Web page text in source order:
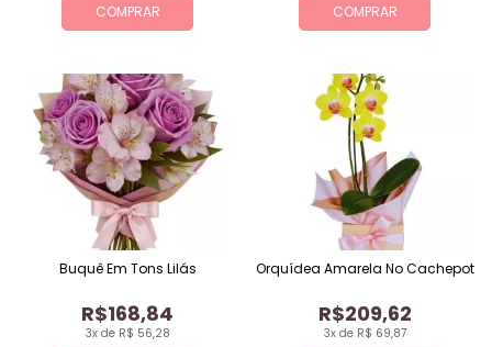
COMPRAR COMPRAR
3x de R$ 56,28
R$168,84
Buquê Em Tons Lilás
3x de R$ 69,87
R$209,62
Orquídea Amarela No Cachepot